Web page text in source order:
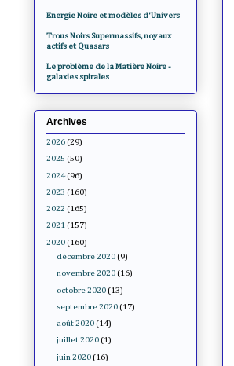
Energie Noire et modèles d'Univers
Trous Noirs Supermassifs, noyaux
actifs et Quasars
Le problème de la Matière Noire -
galaxies spirales
Archives
2026 (29)
2025 (50)
2024 (96)
2023 (160)
2022 (165)
2021 (157)
2020 (160)
décembre 2020 (9)
novembre 2020 (16)
octobre 2020 (13)
septembre 2020 (17)
août 2020 (14)
juillet 2020 (1)
juin 2020 (16)